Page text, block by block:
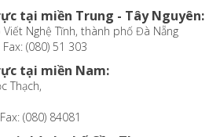
tại miền Trung - Tây Nguyên:
Nghệ Tĩnh, thành phố Đà Nẵng
(080) 51 303
tại miền Nam:
Thạch,
(080) 84081